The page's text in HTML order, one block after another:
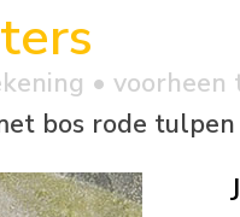
• voorheen
bos rode tulpen